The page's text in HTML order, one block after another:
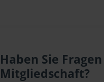
Haben Sie
Mitgliedschaft?